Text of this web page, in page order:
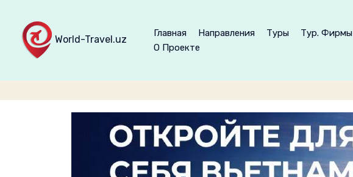
World-Travel.uz
Главная Направления Туры Тур. Фирмы
О Проекте